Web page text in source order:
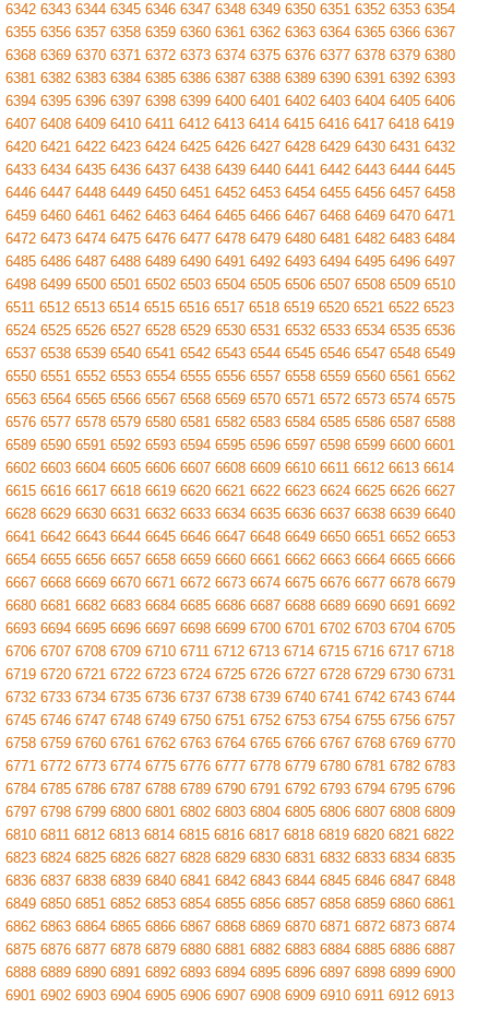
6342 6343 6344 6345 6346 6347 6348 6349 6350 6351 6352 6353 6354
6355 6356 6357 6358 6359 6360 6361 6362 6363 6364 6365 6366 6367
6368 6369 6370 6371 6372 6373 6374 6375 6376 6377 6378 6379 6380
6381 6382 6383 6384 6385 6386 6387 6388 6389 6390 6391 6392 6393
6394 6395 6396 6397 6398 6399 6400 6401 6402 6403 6404 6405 6406
6407 6408 6409 6410 6411 6412 6413 6414 6415 6416 6417 6418 6419
6420 6421 6422 6423 6424 6425 6426 6427 6428 6429 6430 6431 6432
6433 6434 6435 6436 6437 6438 6439 6440 6441 6442 6443 6444 6445
6446 6447 6448 6449 6450 6451 6452 6453 6454 6455 6456 6457 6458
6459 6460 6461 6462 6463 6464 6465 6466 6467 6468 6469 6470 6471
6472 6473 6474 6475 6476 6477 6478 6479 6480 6481 6482 6483 6484
6485 6486 6487 6488 6489 6490 6491 6492 6493 6494 6495 6496 6497
6498 6499 6500 6501 6502 6503 6504 6505 6506 6507 6508 6509 6510
6511 6512 6513 6514 6515 6516 6517 6518 6519 6520 6521 6522 6523
6524 6525 6526 6527 6528 6529 6530 6531 6532 6533 6534 6535 6536
6537 6538 6539 6540 6541 6542 6543 6544 6545 6546 6547 6548 6549
6550 6551 6552 6553 6554 6555 6556 6557 6558 6559 6560 6561 6562
6563 6564 6565 6566 6567 6568 6569 6570 6571 6572 6573 6574 6575
6576 6577 6578 6579 6580 6581 6582 6583 6584 6585 6586 6587 6588
6589 6590 6591 6592 6593 6594 6595 6596 6597 6598 6599 6600 6601
6602 6603 6604 6605 6606 6607 6608 6609 6610 6611 6612 6613 6614
6615 6616 6617 6618 6619 6620 6621 6622 6623 6624 6625 6626 6627
6628 6629 6630 6631 6632 6633 6634 6635 6636 6637 6638 6639 6640
6641 6642 6643 6644 6645 6646 6647 6648 6649 6650 6651 6652 6653
6654 6655 6656 6657 6658 6659 6660 6661 6662 6663 6664 6665 6666
6667 6668 6669 6670 6671 6672 6673 6674 6675 6676 6677 6678 6679
6680 6681 6682 6683 6684 6685 6686 6687 6688 6689 6690 6691 6692
6693 6694 6695 6696 6697 6698 6699 6700 6701 6702 6703 6704 6705
6706 6707 6708 6709 6710 6711 6712 6713 6714 6715 6716 6717 6718
6719 6720 6721 6722 6723 6724 6725 6726 6727 6728 6729 6730 6731
6732 6733 6734 6735 6736 6737 6738 6739 6740 6741 6742 6743 6744
6745 6746 6747 6748 6749 6750 6751 6752 6753 6754 6755 6756 6757
6758 6759 6760 6761 6762 6763 6764 6765 6766 6767 6768 6769 6770
6771 6772 6773 6774 6775 6776 6777 6778 6779 6780 6781 6782 6783
6784 6785 6786 6787 6788 6789 6790 6791 6792 6793 6794 6795 6796
6797 6798 6799 6800 6801 6802 6803 6804 6805 6806 6807 6808 6809
6810 6811 6812 6813 6814 6815 6816 6817 6818 6819 6820 6821 6822
6823 6824 6825 6826 6827 6828 6829 6830 6831 6832 6833 6834 6835
6836 6837 6838 6839 6840 6841 6842 6843 6844 6845 6846 6847 6848
6849 6850 6851 6852 6853 6854 6855 6856 6857 6858 6859 6860 6861
6862 6863 6864 6865 6866 6867 6868 6869 6870 6871 6872 6873 6874
6875 6876 6877 6878 6879 6880 6881 6882 6883 6884 6885 6886 6887
6888 6889 6890 6891 6892 6893 6894 6895 6896 6897 6898 6899 6900
6901 6902 6903 6904 6905 6906 6907 6908 6909 6910 6911 6912 6913